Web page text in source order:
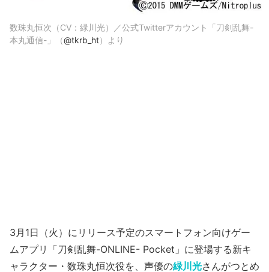
数珠丸恒次（CV：緑川光）／公式Twitterアカウント「刀剣乱舞-
本丸通信-」（@tkrb_ht）より
3月1日（火）にリリース予定のスマートフォン向けゲー
ムアプリ「刀剣乱舞-ONLINE- Pocket」に登場する新キ
ャラクター・数珠丸恒次役を、声優の緑川光さんがつとめ